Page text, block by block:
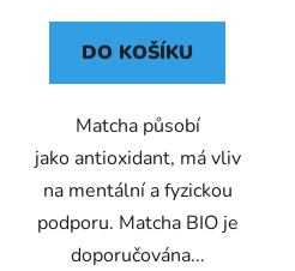
DO KOŠÍKU
Matcha působí
jako antioxidant, má vliv
na mentální a fyzickou
podporu. Matcha BIO je
doporučována...